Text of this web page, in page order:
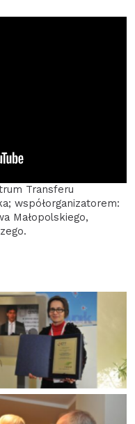
Transferu
współorganizatorem:
Małopolskiego,